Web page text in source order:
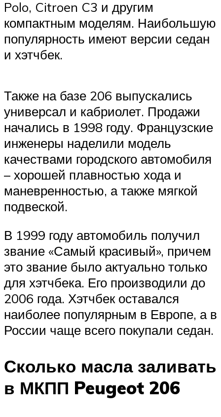
Меню
Polo, Citroen C3 и другим
компактным моделям. Наибольшую
популярность имеют версии седан
и хэтчбек.
Также на базе 206 выпускались
универсал и кабриолет. Продажи
начались в 1998 году. Французские
инженеры наделили модель
качествами городского автомобиля
– хорошей плавностью хода и
маневренностью, а также мягкой
подвеской.
В 1999 году автомобиль получил
звание «Самый красивый», причем
это звание было актуально только
для хэтчбека. Его производили до
2006 года. Хэтчбек оставался
наиболее популярным в Европе, а в
России чаще всего покупали седан.
Сколько масла заливать
в МКПП Peugeot 206